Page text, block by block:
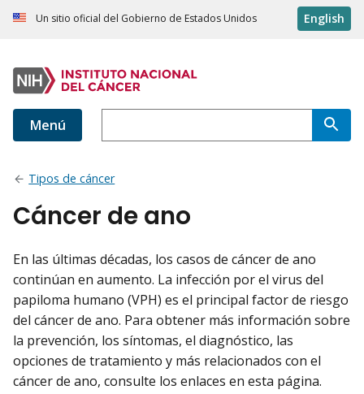
Un sitio oficial del Gobierno de Estados Unidos English
Menú
Tipos de cáncer
Cáncer de ano
En las últimas décadas, los casos de cáncer de ano
continúan en aumento. La infección por el virus del
papiloma humano (VPH) es el principal factor de riesgo
del cáncer de ano. Para obtener más información sobre
la prevención, los síntomas, el diagnóstico, las
opciones de tratamiento y más relacionados con el
cáncer de ano, consulte los enlaces en esta página.